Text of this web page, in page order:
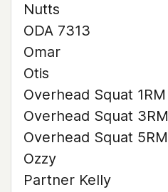
Nutts
ODA 7313
Omar
Otis
Overhead Squat 1RM
Overhead Squat 3RM
Overhead Squat 5RM
Ozzy
Partner Kelly